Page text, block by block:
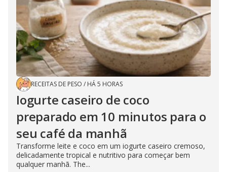
RECEITAS DE PESO / HÁ 5 HORAS
Iogurte caseiro de coco
preparado em 10 minutos para o
seu café da manhã
Transforme leite e coco em um iogurte caseiro cremoso,
delicadamente tropical e nutritivo para começar bem
qualquer manhã. The...